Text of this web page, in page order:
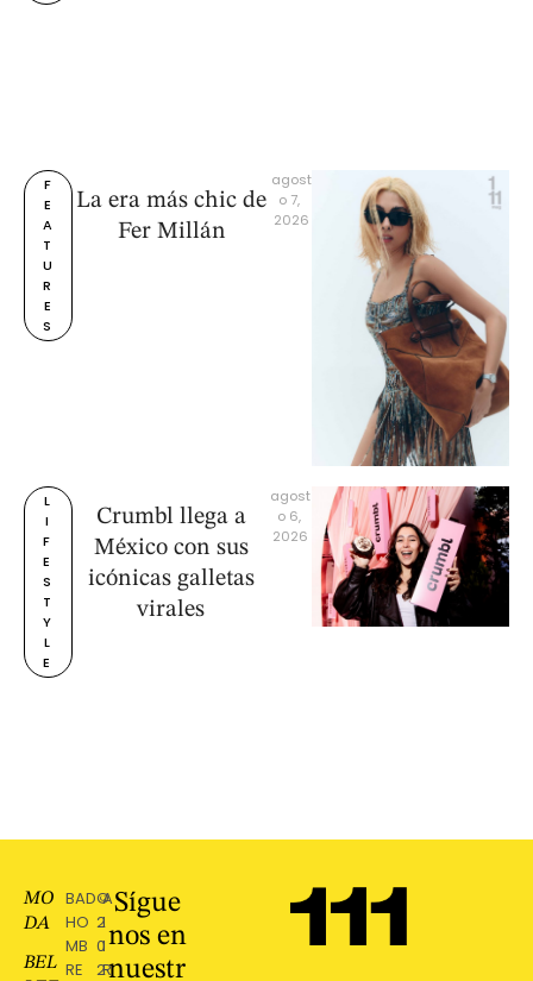
F
E
A
T
U
R
E
S
La era más chic de
Fer Millán
agost
o 7,
2026
L
I
F
E
S
T
Y
L
E
Crumbl llega a
México con sus
icónicas galletas
virales
agost
o 6,
2026
MO
DA
BEL
Sígue
nos en
nuestr
BAD
HO
MB
RE
©
2
0
2
A
l
l
R